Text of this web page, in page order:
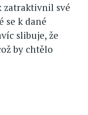
zatraktivnil své
se k dané
slibuje, že
by chtělo